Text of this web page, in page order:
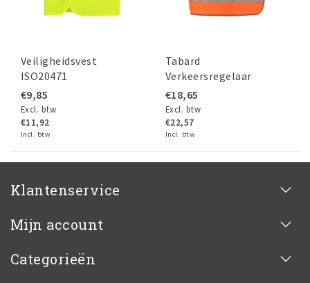
Veiligheidsvest
ISO20471
€9,85
Excl. btw
€11,92
Incl. btw
Tabard
Verkeersregelaar
€18,65
Excl. btw
€22,57
Incl. btw
Klantenservice
Mijn account
Categorieën